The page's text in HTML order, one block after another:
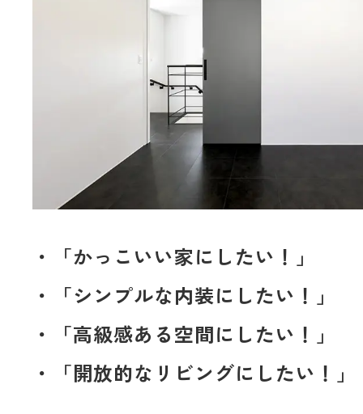
・「かっこいい家にしたい！」
・「シンプルな内装にしたい！」
・「高級感ある空間にしたい！」
・「開放的なリビングにしたい！」